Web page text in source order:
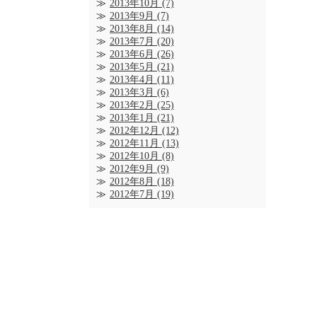
2013年10月 (7)
2013年9月 (7)
2013年8月 (14)
2013年7月 (20)
2013年6月 (26)
2013年5月 (21)
2013年4月 (11)
2013年3月 (6)
2013年2月 (25)
2013年1月 (21)
2012年12月 (12)
2012年11月 (13)
2012年10月 (8)
2012年9月 (9)
2012年8月 (18)
2012年7月 (19)